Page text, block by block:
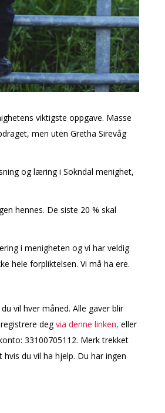
viktigste oppgave. Masse
men uten Gretha Sirevåg
og læring i Sokndal menighet,
hennes. De siste 20 % skal
i menigheten og vi har veldig
hele forpliktelsen. Vi må ha flere.
vil hver måned. Alle gaver blir
degvia denne linken, eller
33100705112. Merk trekket
du vil ha hjelp. Du har ingen